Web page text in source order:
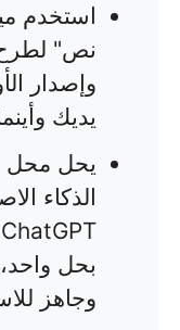
استخدم
نص" لطرح
وإصدار
يديك
يحل محل
الذكاء
وجاهز